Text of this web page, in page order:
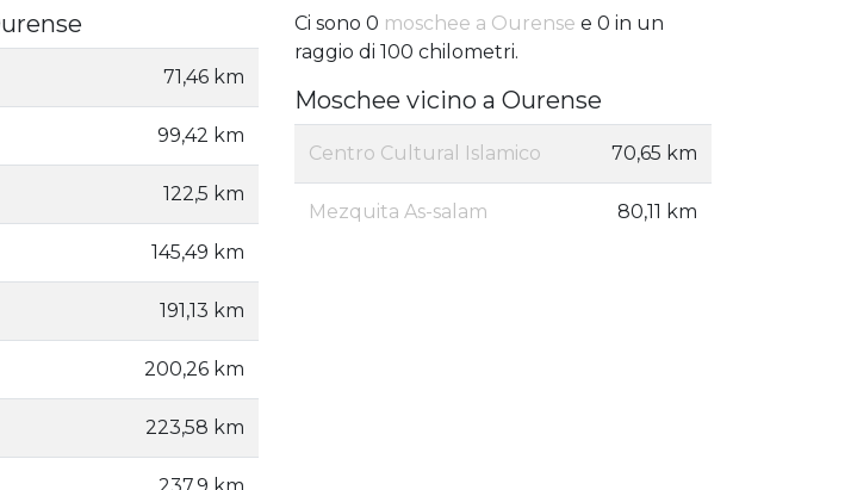
71,46 km
99,42 km
122,5 km
145,49 km
191,13 km
200,26 km
223,58 km
237,9 km
Ci sono 0 moschee a Ourense e 0 in un
raggio di 100 chilometri.
Moschee vicino a Ourense
Centro Cultural Islamico 70,65 km
Mezquita As-salam 80,11 km